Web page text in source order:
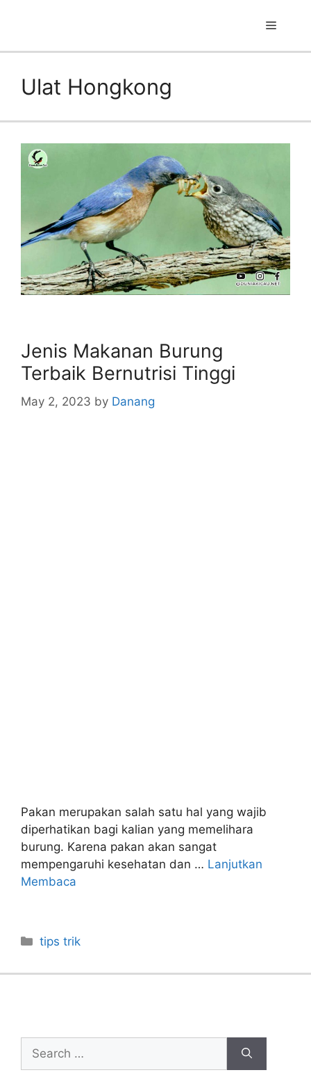
Menu
Ulat Hongkong
Jenis Makanan Burung
Terbaik Bernutrisi Tinggi
May 2, 2023 by Danang
Pakan merupakan salah satu hal yang wajib
diperhatikan bagi kalian yang memelihara
burung. Karena pakan akan sangat
mempengaruhi kesehatan dan … Lanjutkan
Membaca
Categories
tips trik
for: